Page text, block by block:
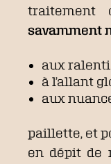
traitement
savamment
aux
à l’allant
aux
paillette, et
en dépit de